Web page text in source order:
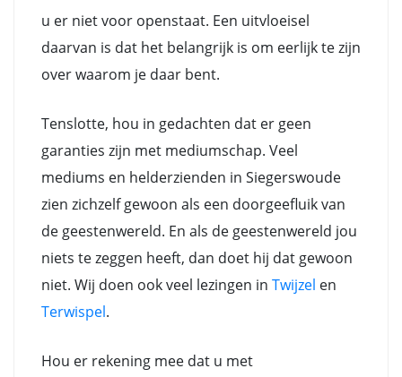
u er niet voor openstaat. Een uitvloeisel
daarvan is dat het belangrijk is om eerlijk te zijn
over waarom je daar bent.
Tenslotte, hou in gedachten dat er geen
garanties zijn met mediumschap. Veel
mediums en helderzienden in Siegerswoude
zien zichzelf gewoon als een doorgeefluik van
de geestenwereld. En als de geestenwereld jou
niets te zeggen heeft, dan doet hij dat gewoon
niet. Wij doen ook veel lezingen in Twijzel en
Terwispel.
Hou er rekening mee dat u met